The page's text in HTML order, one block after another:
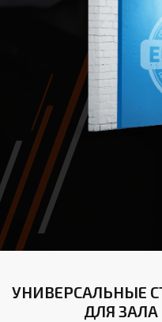
УНИВЕРСАЛЬНЫЕ
ДЛЯ